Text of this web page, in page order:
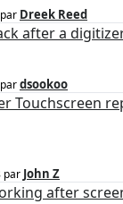
par Dreek Reed
after a
pardsookoo
Touchscreen
par John Z
after